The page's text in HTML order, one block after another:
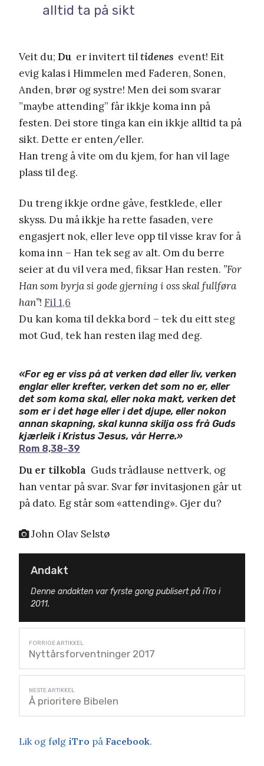
alltid ta på sikt
Veit du; Du er invitert tiltidenes event! Eit
evig kalas i Himmelen med Faderen, Sonen,
Anden, brør og systre! Men dei som svarar
”maybe attending” får ikkje koma inn på
festen. Dei store tinga kan ein ikkje alltid ta på
sikt. Dette er enten/eller.
Han treng å vite om du kjem, for han vil lage
plass til deg.
Du treng ikkje ordne gåve, festklede, eller
skyss. Du må ikkje ha rette fasaden, vere
engasjert nok, eller leve opp til visse krav for å
koma inn – Han tek seg av alt. Om du berre
seier at du vil vera med, fiksar Han resten. ”For
Han som byrja si gode gjerning i oss skal fullføra
han”! Fil 1,6
Du kan koma til dekka bord – tek du eitt steg
mot Gud, tek han resten ilag med deg.
«For eg er viss på at verken død eller liv, verken
englar eller krefter, verken det som no er, eller
det som koma skal, eller noka makt, verken det
som er i det høge eller i det djupe, eller nokon
annan skapning, skal kunna skilja oss frå Guds
kjærleik i Kristus Jesus, vår Herre.»
Rom 8,38-39
Du er tilkobla Guds trådlause nettverk, og
han ventar på svar. Svar før invitasjonen går ut
på dato. Eg står som «attending». Gjer du?
John Olav Selstø
Andakt
Denne andakten var fyrste gong publisert på iTro i
2011.
Nyttårsforventninger 2017
Å prioritere Bibelen
Lik og følg iTro på Facebook.